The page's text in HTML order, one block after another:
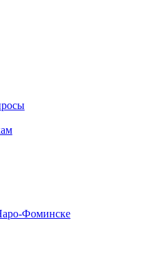
Фоминске